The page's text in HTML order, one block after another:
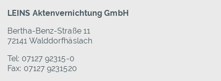
LEINS Aktenvernichtung GmbH
Bertha-Benz-Straße 11
72141 Walddorfhäslach
Tel: 07127 92315-0
Fax: 07127 9231520